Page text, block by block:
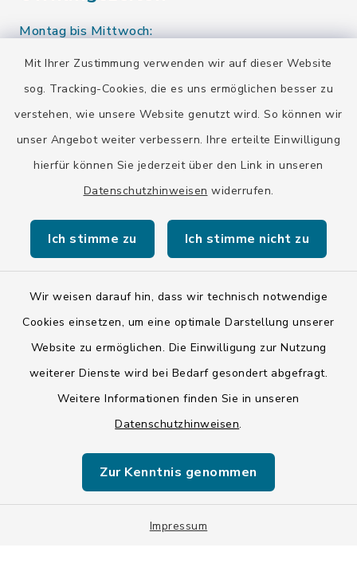
Mit Ihrer Zustimmung verwenden wir auf dieser Website
sog. Tracking-Cookies, die es uns ermöglichen besser zu
verstehen, wie unsere Website genutzt wird. So können wir
unser Angebot weiter verbessern. Ihre erteilte Einwilligung
hierfür können Sie jederzeit über den Link in unseren
Datenschutzhinweisen widerrufen.
Ich stimme zu Ich stimme nicht zu
Wir weisen darauf hin, dass wir technisch notwendige
Cookies einsetzen, um eine optimale Darstellung unserer
Website zu ermöglichen. Die Einwilligung zur Nutzung
weiterer Dienste wird bei Bedarf gesondert abgefragt.
Weitere Informationen finden Sie in unseren
Datenschutzhinweisen.
Zur Kenntnis genommen
Impressum
Montag bis Mittwoch:
10.00-12.00 Uhr
Donnerstag:
10.00-12.00 Uhr
13.00-15.00 Uhr
Eine Terminvereinbarung ist auch außerhalb der
Öffnungszeiten möglich.
Kontakt
Datenschutz
Sitemap